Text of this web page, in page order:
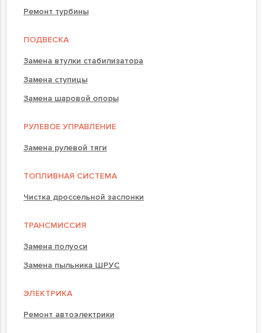
Ремонт турбины
ПОДВЕСКА
Замена втулки стабилизатора
Замена ступицы
Замена шаровой опоры
РУЛЕВОЕ УПРАВЛЕНИЕ
Замена рулевой тяги
ТОПЛИВНАЯ СИСТЕМА
Чистка дроссельной заслонки
ТРАНСМИССИЯ
Замена полуоси
Замена пыльника ШРУС
ЭЛЕКТРИКА
Ремонт автоэлектрики